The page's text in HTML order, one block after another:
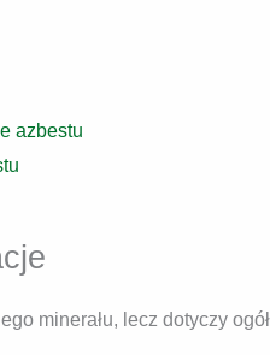
azbestu
minerału, lecz dotyczy